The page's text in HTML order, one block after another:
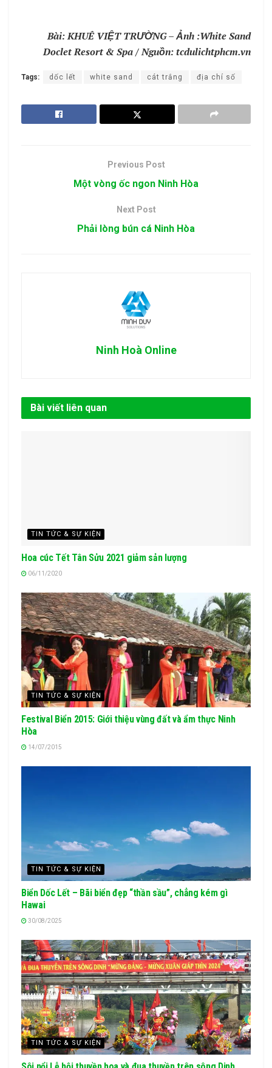
Bài: KHUÊ VIỆT TRƯỜNG – Ảnh :White Sand
Doclet Resort & Spa / Nguồn: tcdulichtphcm.vn
Tags: dốc lết white sand cát trắng địa chí số
Previous Post
Một vòng ốc ngon Ninh Hòa
Next Post
Phải lòng bún cá Ninh Hòa
Ninh Hoà Online
Bài viết liên quan
TIN TỨC & SỰ KIỆN
Hoa cúc Tết Tân Sửu 2021 giảm sản lượng
06/11/2020
TIN TỨC & SỰ KIỆN
Festival Biển 2015: Giới thiệu vùng đất và ẩm thực Ninh
Hòa
14/07/2015
TIN TỨC & SỰ KIỆN
Biển Dốc Lết – Bãi biển đẹp “thần sầu”, chẳng kém gì
Hawai
30/08/2025
TIN TỨC & SỰ KIỆN